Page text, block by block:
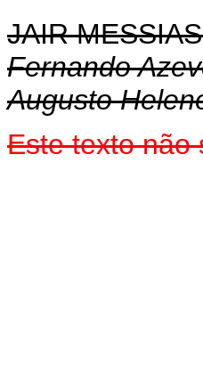
JAIR
Fernando
Augusto
Este texto não